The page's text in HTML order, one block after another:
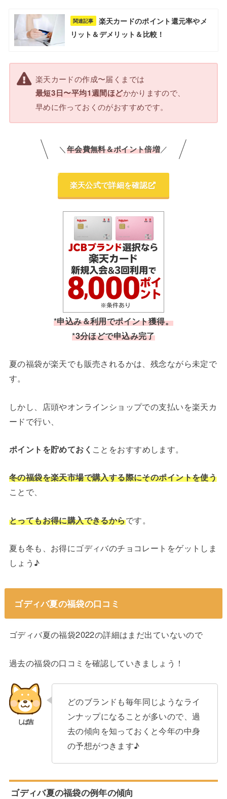
関連記事
楽天カードのポイント還元率やメ
リット＆デメリット＆比較！
楽天カードの作成〜届くまでは
最短3日〜平均1週間ほどかかりますので、
早めに作っておくのがおすすめです。
＼ 年会費無料＆ポイント倍増／
楽天公式で詳細を確認
*申込み＆利用でポイント獲得。
*3分ほどで申込み完了
夏の福袋が楽天でも販売されるかは、残念ながら未定で
す。
しかし、店頭やオンラインショップでの支払いを楽天カ
ードで行い、
ポイントを貯めておく ことをおすすめします。
冬の福袋を楽天市場で購入する際にそのポイントを使う
ことで、
とってもお得に購入できるからです。
夏も冬も、お得にゴディバのチョコレートをゲットしま
しょう♪
ゴディバ夏の福袋の口コミ
ゴディバ夏の福袋2022の詳細はまだ出ていないので
過去の福袋の口コミを確認していきましょう！
どのブランドも毎年同じようなライ
ンナップになることが多いので、過
去の傾向を知っておくと今年の中身
の予想がつきます♪
ゴディバ夏の福袋の例年の傾向